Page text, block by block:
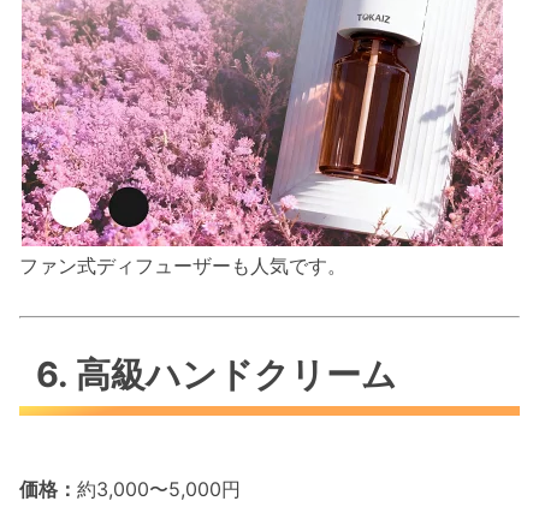
ファン式ディフューザーも人気です。
6. 高級ハンドクリーム
価格： 約3,000〜5,000円